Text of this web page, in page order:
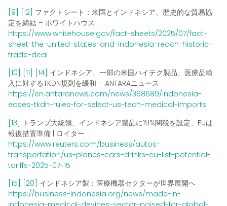
[9]
[12] ファクトシート：米国とインドネシア、歴史的な貿易協
定を締結 – ホワイトハウス
https://www.whitehouse.gov/fact-sheets/2025/07/fact-
sheet-the-united-states-and-indonesia-reach-historic-
trade-deal
[10]
[11] [14] インドネシア、一部の米国ハイテク製品、医療品輸
入に対するTKDN規則を緩和 – ANTARAニュース
https://en.antaranews.com/news/368689/indonesia-
eases-tkdn-rules-for-select-us-tech-medical-imports
[13] トランプ大統領、インドネシア製品に19%関税を設定、EUは
報復措置準備 | ロイター
https://www.reuters.com/business/autos-
transportation/us-planes-cars-drinks-eu-list-potential-
tariffs-2025-07-15
[15]
[20] インドネシア製：医療機器セクターが世界展開へ
https://business-indonesia.org/news/made-in-